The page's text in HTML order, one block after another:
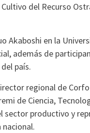
del Recurso
Akaboshi en la
además de
país.
regional de
de Ciencia,
sector productivo y